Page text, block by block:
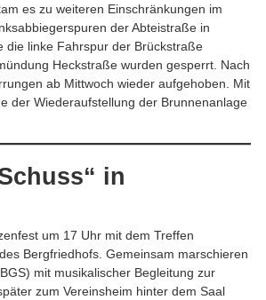
es zu weiteren Einschränkungen im
der Abteistraße in
die linke Fahrspur der Brückstraße
Heckstraße wurden gesperrt. Nach
ab Mittwoch wieder aufgehoben. Mit
der Wiederaufstellung der Brunnenanlage
in
um 17 Uhr mit dem Treffen
Bergfriedhofs. Gemeinsam marschieren
mit musikalischer Begleitung zur
zum Vereinsheim hinter dem Saal